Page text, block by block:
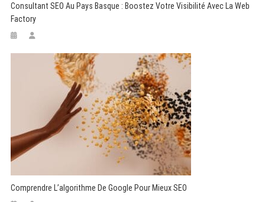
Consultant SEO Au Pays Basque : Boostez Votre Visibilité Avec La Web
Factory
Comprendre L’algorithme De Google Pour Mieux SEO